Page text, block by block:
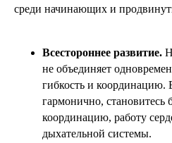
среди начинающих и
Всестороннее развитие.
не объединяет
гибкость и координацию.
гармонично, становитесь
координацию, работу
дыхательной системы.